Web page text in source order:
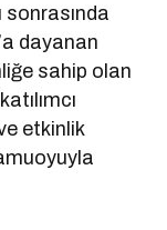
sonrasında
dayanan
sahip olan
etkinlik